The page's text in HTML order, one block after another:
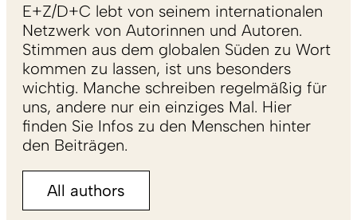
E+Z/D+C lebt von seinem internationalen
Netzwerk von Autorinnen und Autoren.
Stimmen aus dem globalen Süden zu Wort
kommen zu lassen, ist uns besonders
wichtig. Manche schreiben regelmäßig für
uns, andere nur ein einziges Mal. Hier
finden Sie Infos zu den Menschen hinter
den Beiträgen.
All authors